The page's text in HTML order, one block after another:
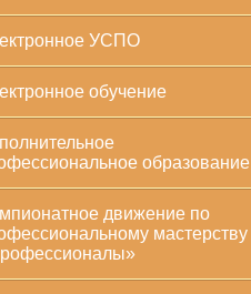
УСПО
обучение
образование
движение по
мастерству